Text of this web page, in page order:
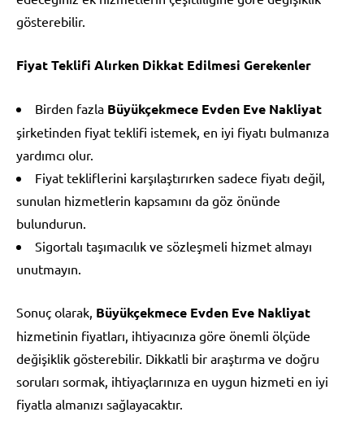
gösterebilir.
Fiyat Teklifi Alırken Dikkat Edilmesi Gerekenler
Birden fazla Büyükçekmece Evden Eve Nakliyat
şirketinden fiyat teklifi istemek, en iyi fiyatı bulmanıza
yardımcı olur.
Fiyat tekliflerini karşılaştırırken sadece fiyatı değil,
sunulan hizmetlerin kapsamını da göz önünde
bulundurun.
Sigortalı taşımacılık ve sözleşmeli hizmet almayı
unutmayın.
Sonuç olarak, Büyükçekmece Evden Eve Nakliyat
hizmetinin fiyatları, ihtiyacınıza göre önemli ölçüde
değişiklik gösterebilir. Dikkatli bir araştırma ve doğru
soruları sormak, ihtiyaçlarınıza en uygun hizmeti en iyi
fiyatla almanızı sağlayacaktır.